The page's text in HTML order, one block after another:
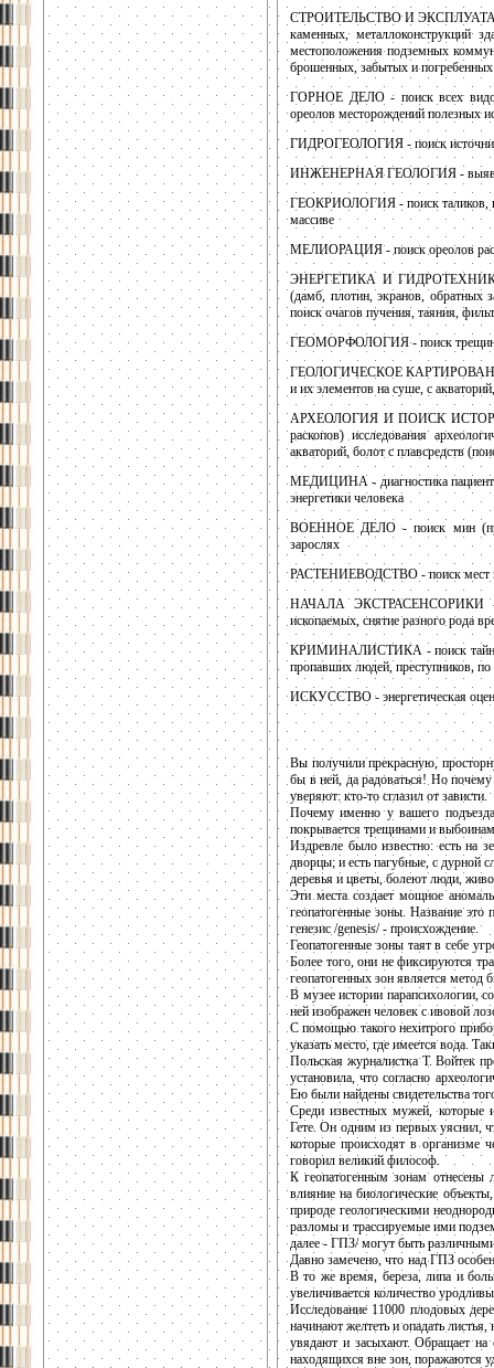
СТРОИТЕЛЬСТВО И
каменных, металлоконструкций
местоположения подземных
брошенных, забытых и
ГОРНОЕ ДЕЛО - поиск всех видов
ореолов месторождений полезных
ГИДРОГЕОЛОГИЯ - поиск
ИНЖЕНЕРНАЯ ГЕОЛОГИЯ -
ГЕОКРИОЛОГИЯ - поиск таликов,
массиве
МЕЛИОРАЦИЯ - поиск ореолов
ЭНЕРГЕТИКА И ГИДРОТЕХНИКА -
(дамб, плотин, экранов, обратных
поиск очагов пучения, таяния,
ГЕОМОРФОЛОГИЯ - поиск трещин
ГЕОЛОГИЧЕСКОЕ КАРТИРОВАНИЕ -
и их элементов на суше, с
АРХЕОЛОГИЯ И ПОИСК
раскопов) исследования
акваторий, болот с плавсредств
МЕДИЦИНА - диагностика
энергетики человека
ВОЕННОЕ ДЕЛО - поиск мин
зарослях
РАСТЕНИЕВОДСТВО - поиск мест
НАЧАЛА ЭКСТРАСЕНСОРИКИ -
ископаемых, снятие разного рода
КРИМИНАЛИСТИКА - поиск
пропавших людей, преступников,
ИСКУССТВО - энергетическая
Вы получили прекрасную,
бы в ней, да радоваться! Но почему
уверяют: кто-то сглазил от зависти.
Почему именно у вашего
покрывается трещинами и
Издревле было известно: есть на
дворцы; и есть пагубные, с дурной
деревья и цветы, болеют люди,
Эти места создает мощное
геопатогенные зоны. Название это
генезис /genesis/ - происхождение.
Геопатогенные зоны таят в себе
Более того, они не фиксируются
геопатогенных зон является метод
В музее истории парапсихологии,
ней изображен человек с ивовой
С помощью такого нехитрого
указать место, где имеется вода.
Польская журналистка Т. Войтек
установила, что согласно
Ею были найдены свидетельства
Среди известных мужей, которые
Гете. Он одним из первых уяснил,
которые происходят в организме
говорил великий философ.
К геопатогенным зонам отнесены
влияние на биологические
природе геологическими
разломы и трассируемые ими
далее - ГПЗ/ могут быть
Давно замечено, что над ГПЗ
В то же время, береза, липа и
увеличивается количество
Исследование 11000 плодовых
начинают желтеть и опадать
увядают и засыхают. Обращает на
находящихся вне зон, поражаются